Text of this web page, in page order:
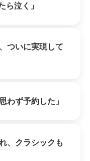
ら泣く」
ついに実現して
わず予約した」
、クラシックも